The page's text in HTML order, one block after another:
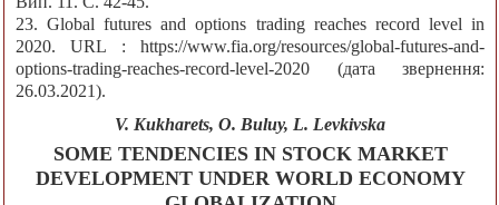
23. Global futures and options trading reaches record level in
2020. URL : https://www.fia.org/resources/global-futures-and-
options-trading-reaches-record-level-2020 (дата звернення:
26.03.2021).
V. Kukharets, O. Buluy, L. Levkivska
SOME TENDENCIES IN STOCK MARKET
DEVELOPMENT UNDER WORLD ECONOMY